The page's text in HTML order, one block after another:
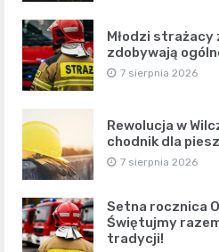
Młodzi strażacy
zdobywają
7 sierpnia 2026
Rewolucja w
chodnik dla
7 sierpnia 2026
Setna rocznica
Świętujmy
tradycji!